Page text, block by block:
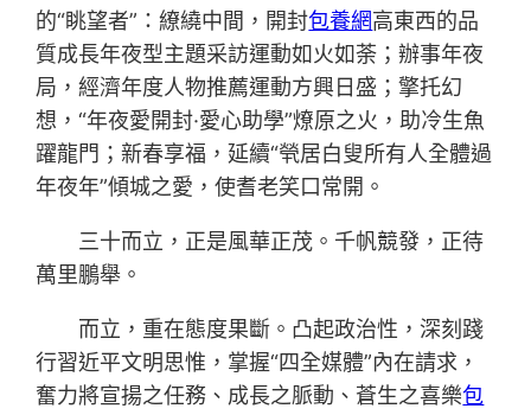
的“眺望者”：繚繞中間，開封包養網高東西的品
質成長年夜型主題采訪運動如火如荼；辦事年夜
局，經濟年度人物推薦運動方興日盛；擎托幻
想，“年夜愛開封·愛心助學”燎原之火，助冷生魚
躍龍門；新春享福，延續“煢居白叟所有人全體過
年夜年”傾城之愛，使耆老笑口常開。
三十而立，正是風華正茂。千帆競發，正待
萬里鵬舉。
而立，重在態度果斷。凸起政治性，深刻踐
行習近平文明思惟，掌握“四全媒體”內在請求，
奮力將宣揚之任務、成長之脈動、蒼生之喜樂包